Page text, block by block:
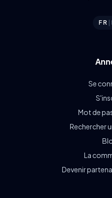
FR |
Se
Mot de
Rechercher
La
Devenir